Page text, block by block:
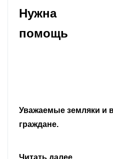
Нужна
помощь
Уважаемые земляки и
граждане.
Читать далее